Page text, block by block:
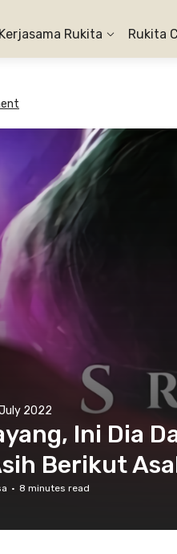
Kerjasama Rukita Rukita
2022
Ini Dia
Berikut
· 8 minutes read